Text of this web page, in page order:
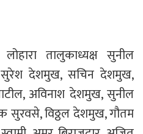
लोहारा तालुकाध्यक्ष सुनील
देशमुख, सचिन देशमुख,
अविनाश देशमुख, सुनील
सुरवसे, विठ्ठल देशमुख, गौतम